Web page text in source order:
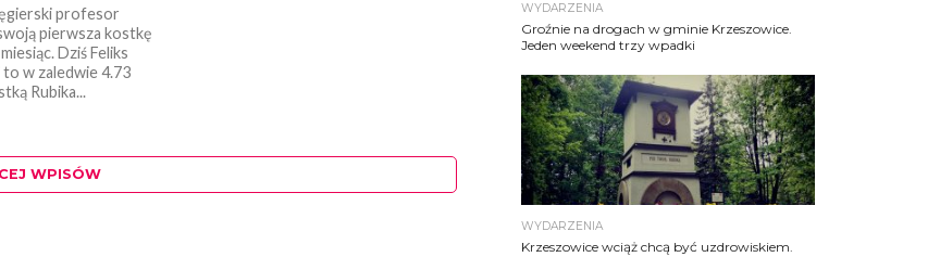
profesor
pierwsza kostkę
Dziś Feliks
w zaledwie 4.73
Rubika...
WPISÓW
WYDARZENIA
Groźnie na drogach w gminie Krzeszowice.
Jeden weekend trzy wpadki
WYDARZENIA
Krzeszowice wciąż chcą być uzdrowiskiem.